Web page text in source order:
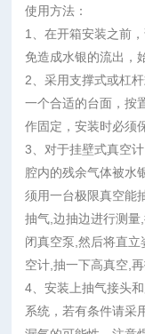
使用方法：
1、在开箱安装之前
免造成水银的流出
2、采用支撑式或杠
一个合适的台面，按
作固定，安装时必
3、对于挂壁式真空
腔内的残余气体被水
须用一台极限真空能
抽气,边抽边进行测
闭真空泵,然后将直
空计,抽一下高真空,
4、安装上抽气接头
系统，若有条件请采